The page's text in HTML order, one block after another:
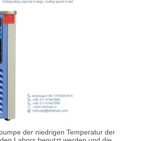
der niedrigen Temperatur der